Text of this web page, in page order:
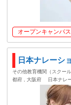
オープンキャンパス
日本ナレーシ
その他教育機関（スクー
都府 , 大阪府
日本ナレ